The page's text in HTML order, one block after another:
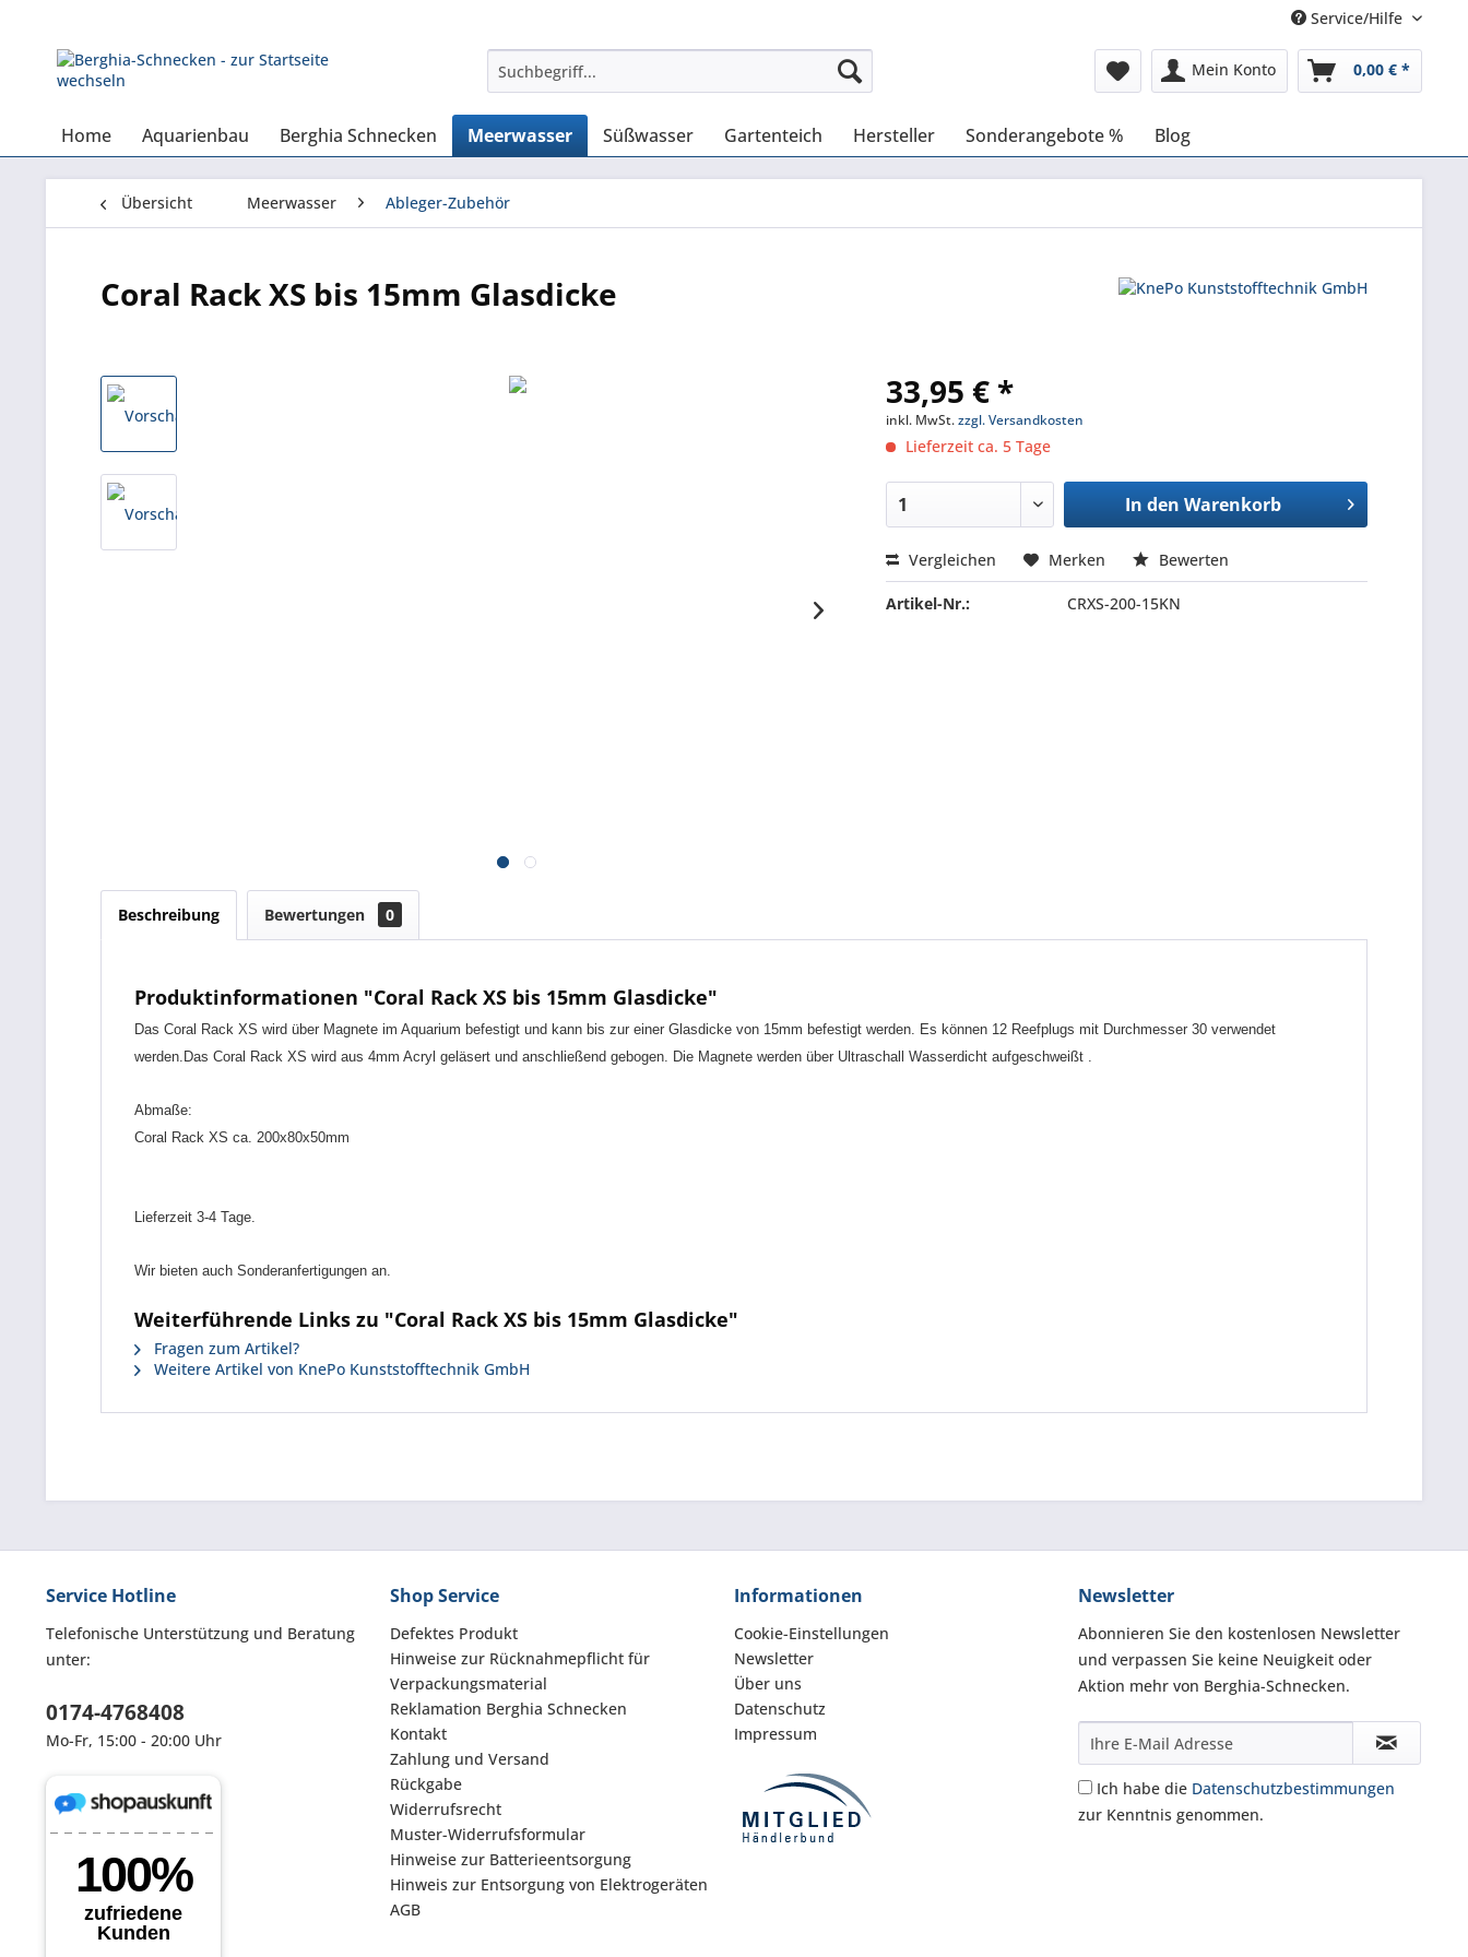
Service/Hilfe
Mein Konto 0,00 € *
Home Aquarienbau Berghia Schnecken Meerwasser Süßwasser Gartenteich Hersteller Sonderangebote % Blog
Übersicht Meerwasser Ableger-Zubehör
Coral Rack XS bis 15mm Glasdicke
33,95 € *
inkl. MwSt.zzgl. Versandkosten
Lieferzeit ca. 5 Tage
In den Warenkorb
Vergleichen Merken Bewerten
Artikel-Nr.: CRXS-200-15KN
Beschreibung Bewertungen 0
Produktinformationen "Coral Rack XS bis 15mm Glasdicke"
Das Coral Rack XS wird über Magnete im Aquarium befestigt und kann bis zur einer Glasdicke von 15mm befestigt werden. Es können 12 Reefplugs mit Durchmesser 30 verwendet
werden.Das Coral Rack XS wird aus 4mm Acryl geläsert und anschließend gebogen. Die Magnete werden über Ultraschall Wasserdicht aufgeschweißt .
Abmaße:
Coral Rack XS ca. 200x80x50mm
Lieferzeit 3-4 Tage.
Wir bieten auch Sonderanfertigungen an.
Weiterführende Links zu "Coral Rack XS bis 15mm Glasdicke"
Fragen zum Artikel?
Weitere Artikel von KnePo Kunststofftechnik GmbH
Service Hotline
Telefonische Unterstützung und Beratung
unter:
0174-4768408
Mo-Fr, 15:00 - 20:00 Uhr
Shop Service
Defektes Produkt
Hinweise zur Rücknahmepflicht für
Verpackungsmaterial
Reklamation Berghia Schnecken
Kontakt
Zahlung und Versand
Rückgabe
Widerrufsrecht
Muster-Widerrufsformular
Hinweise zur Batterieentsorgung
Hinweis zur Entsorgung von Elektrogeräten
AGB
Informationen
Cookie-Einstellungen
Newsletter
Über uns
Datenschutz
Impressum
Newsletter
Abonnieren Sie den kostenlosen Newsletter
und verpassen Sie keine Neuigkeit oder
Aktion mehr von Berghia-Schnecken.
Ich habe die Datenschutzbestimmungen
zur Kenntnis genommen.